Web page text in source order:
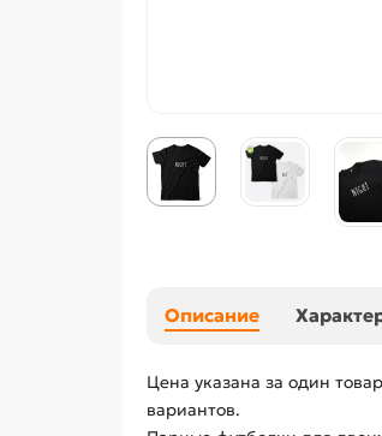
Описание
Цена указана за один
вариантов.